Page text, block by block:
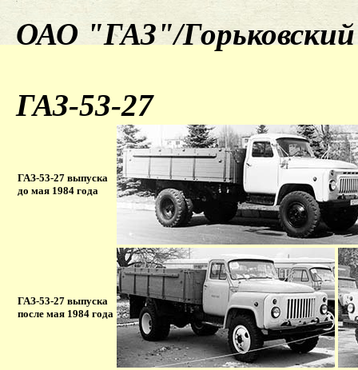
ОАО "ГАЗ"/
ГАЗ-53-27
ГАЗ-53-27 выпуска
до мая 1984 года
ГАЗ-53-27 выпуска
после мая 1984 года